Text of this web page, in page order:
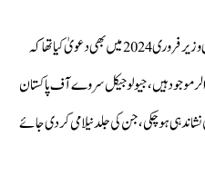
واضح رہے کہ ابراہیم حسن مراد نے بطور صوبائی وزیر فروری 2024 میں بھی دعویٰ کیا تھا کہ
ہیں، جیو لوجیکل سروے آف پاکستان
پلیسر گولڈ کے 9 بلاکس کی نشاندہی ہو چکی، جن کی جلد نیلامی کردی جائے